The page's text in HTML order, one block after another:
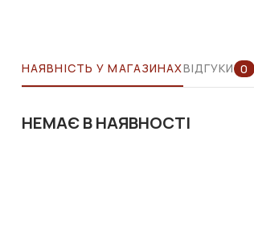
НАЯВНІСТЬ У МАГАЗИНАХВІДГУКИ 0
НЕМАЄ В НАЯВНОСТІ